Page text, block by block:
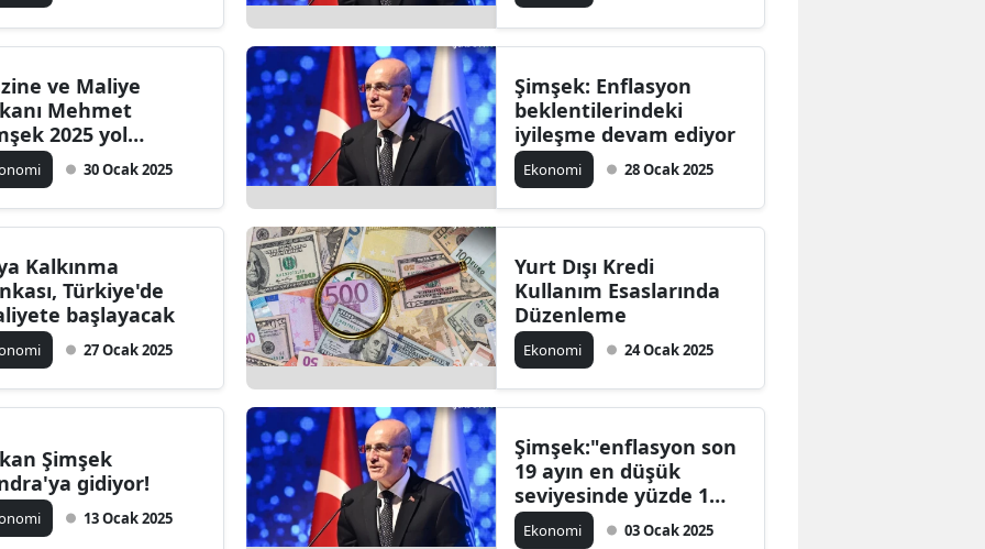
ve Maliye
Mehmet
2025 yol
açıkladı
30 Ocak 2025
Şimşek: Enflasyon
beklentilerindeki
iyileşme devam ediyor
Ekonomi 28 Ocak 2025
Kalkınma
Türkiye'de
başlayacak
27 Ocak 2025
Yurt Dışı Kredi
Kullanım Esaslarında
Düzenleme
Ekonomi 24 Ocak 2025
Şimşek
gidiyor!
13 Ocak 2025
Şimşek:"enflasyon son
19 ayın en düşük
seviyesinde yüzde 1
oldu"
Ekonomi 03 Ocak 2025